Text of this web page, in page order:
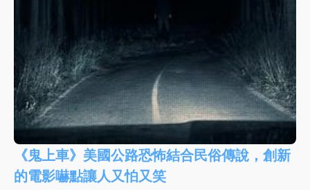
《鬼上車》美國公路恐怖結合民俗傳說，創新
的電影嚇點讓人又怕又笑